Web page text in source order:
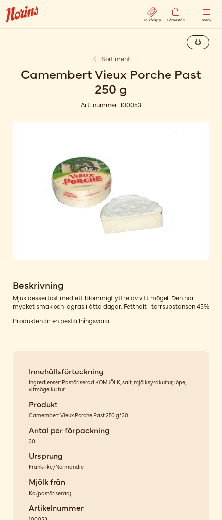
Ta kölapp Förbeställ Meny
Sortiment
Camembert Vieux Porche Past
250 g
Art. nummer: 100053
Beskrivning
Mjuk dessertost med ett blommigt yttre av vitt mögel. Den har
mycket smak och lagras i åtta dagar. Fetthalt i torrsubstansen 45%
Produkten är en beställningsvara.
Innehållsförteckning
Ingredienser: Pastöriserad KOMJÖLK, salt, mjölksyrakultur, löpe,
vitmögelkultur
Produkt
Camembert Vieux Porche Past 250 g*30
Antal per förpackning
30
Ursprung
Frankrike/Normandie
Mjölk från
Ko(pastöriserad)
Artikelnummer